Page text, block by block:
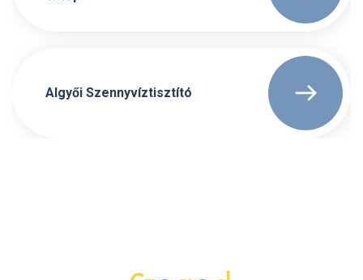
Algyői Szennyvíztisztító